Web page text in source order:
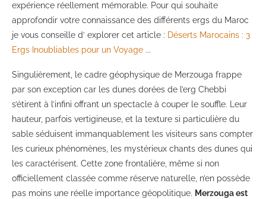
expérience réellement mémorable. Pour qui souhaite
approfondir votre connaissance des différents ergs du Maroc
je vous conseille d’ explorer cet article : Déserts Marocains : 3
Ergs Inoubliables pour un Voyage ….
Singulièrement, le cadre géophysique de Merzouga frappe
par son exception car les dunes dorées de l’erg Chebbi
s’étirent à l’infini offrant un spectacle à couper le souffle. Leur
hauteur, parfois vertigineuse, et la texture si particulière du
sable séduisent immanquablement les visiteurs sans compter
les curieux phénomènes, les mystérieux chants des dunes qui
les caractérisent. Cette zone frontalière, même si non
officiellement classée comme réserve naturelle, n’en possède
pas moins une réelle importance géopolitique. Merzouga est